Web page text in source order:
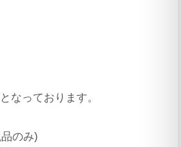
なっております。
のみ)